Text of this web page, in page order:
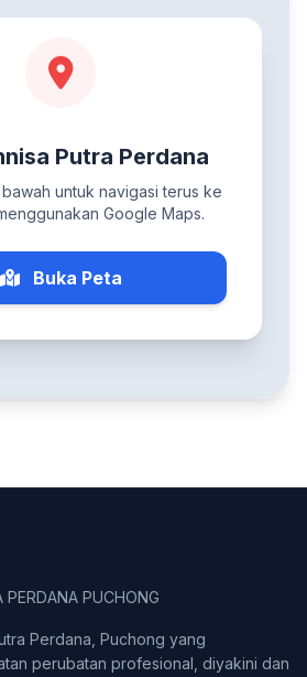
Putra Perdana
untuk navigasi terus ke
Google Maps.
Buka Peta
PUCHONG
Perdana, Puchong yang
perubatan profesional, diyakini dan